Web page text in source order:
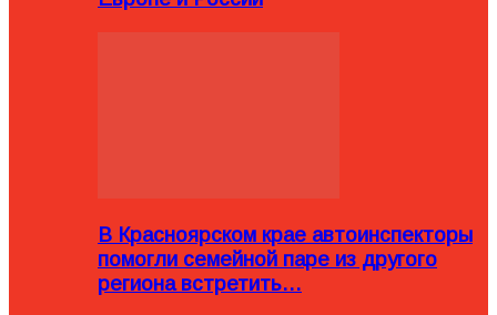
В Красноярском крае автоинспекторы
помогли семейной паре из другого
региона встретить…